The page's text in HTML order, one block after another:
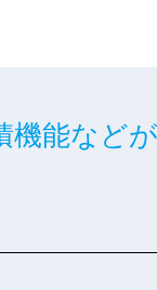
機能など